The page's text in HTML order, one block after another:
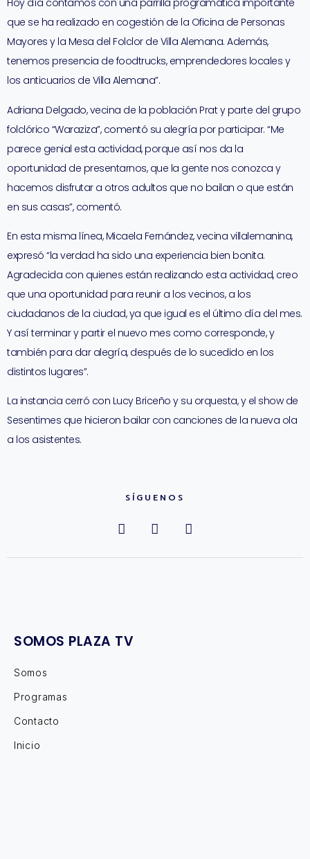
Hoy día contamos con una parrilla programática importante
que se ha realizado en cogestión de la Oficina de Personas
Mayores y la Mesa del Folclor de Villa Alemana. Además,
tenemos presencia de foodtrucks, emprendedores locales y
los anticuarios de Villa Alemana”.
Adriana Delgado, vecina de la población Prat y parte del grupo
folclórico “Waraziza”, comentó su alegría por participar. “Me
parece genial esta actividad, porque así nos da la
oportunidad de presentarnos, que la gente nos conozca y
hacemos disfrutar a otros adultos que no bailan o que están
en sus casas”, comentó.
En esta misma línea, Micaela Fernández, vecina villalemanina,
expresó “la verdad ha sido una experiencia bien bonita.
Agradecida con quienes están realizando esta actividad, creo
que una oportunidad para reunir a los vecinos, a los
ciudadanos de la ciudad, ya que igual es el último día del mes.
Y así terminar y partir el nuevo mes como corresponde, y
también para dar alegría, después de lo sucedido en los
distintos lugares”.
La instancia cerró con Lucy Briceño y su orquesta, y el show de
Sesentimes que hicieron bailar con canciones de la nueva ola
a los asistentes.
SÍGUENOS
SOMOS PLAZA TV
Somos
Programas
Contacto
Inicio